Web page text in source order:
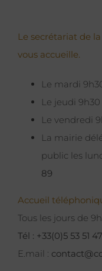
Le secrétariat de
vous accueille.
Le mardi
Le jeudi 9h30
Le vendredi
La mairie
public les
89
Accueil
Tous les jours de
Tél : +33(0)5 53 51
E.mail :